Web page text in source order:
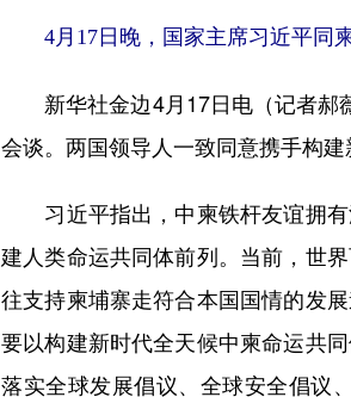
4月17日晚，国家主席习近平同柬
新华社金边4月17日电（记者郝
会谈。两国领导人一致同意携手构建
习近平指出，中柬铁杆友谊拥有
建人类命运共同体前列。当前，世
往支持柬埔寨走符合本国国情的发
要以构建新时代全天候中柬命运共
落实全球发展倡议、全球安全倡议